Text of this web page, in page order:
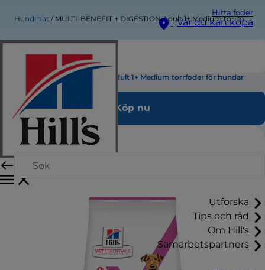
Hitta foder
Var du kan köpa
Utforska
Tips och råd
Om Hill's
Samarbetspartners
Hundmat MULTI-BENEFIT + DIGESTION Adult 1+ Medium torrfoder för hundar
MULTI-BENEFIT + DIGESTION Adult 1+ Medium torrfoder för hundar
Köp nu